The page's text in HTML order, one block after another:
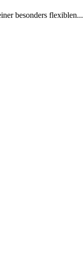
besonders flexiblen...